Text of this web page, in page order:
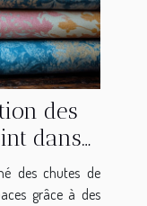
des
dans
des chutes de
grâce à des